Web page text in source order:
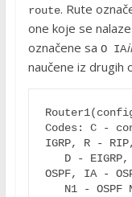
route. Rute
one koje se
označene sa O IA
naučene iz drugih
Codes: C -
IGRP, R -
OSPF, IA -